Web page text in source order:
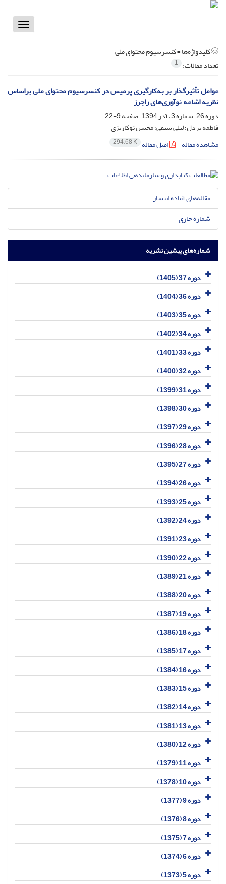
Toggle
کلیدواژه‌ها =کنسرسیوم محتوای ملی
تعداد مقالات: 1
عوامل تأثیرگذار بر به‌کارگیری پرمیس در کنسرسیوم محتوای ملی براساس
نظریه اشاعه نوآوری‌های راجرز
دوره 26، شماره 3، آذر 1394، صفحه
9-22
فاطمه پردل؛ لیلی سیفی؛ محسن نوکاریزی
مشاهده مقاله
اصل مقاله 294.68 K
مقاله‌های آماده انتشار
شماره جاری
شماره‌های پیشین نشریه
دوره 37 (1405)
دوره 36 (1404)
دوره 35 (1403)
دوره 34 (1402)
دوره 33 (1401)
دوره 32 (1400)
دوره 31 (1399)
دوره 30 (1398)
دوره 29 (1397)
دوره 28 (1396)
دوره 27 (1395)
دوره 26 (1394)
دوره 25 (1393)
دوره 24 (1392)
دوره 23 (1391)
دوره 22 (1390)
دوره 21 (1389)
دوره 20 (1388)
دوره 19 (1387)
دوره 18 (1386)
دوره 17 (1385)
دوره 16 (1384)
دوره 15 (1383)
دوره 14 (1382)
دوره 13 (1381)
دوره 12 (1380)
دوره 11 (1379)
دوره 10 (1378)
دوره 9 (1377)
دوره 8 (1376)
دوره 7 (1375)
دوره 6 (1374)
دوره 5 (1373)